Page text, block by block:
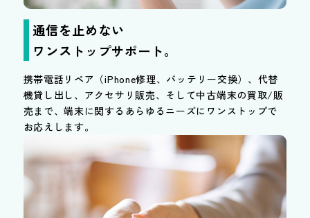
通信を止めない
ワンストップサポート。
携帯電話リペア（iPhone修理、バッテリー交換）、代替
機貸し出し、アクセサリ販売、そして中古端末の買取/販
売まで、端末に関するあらゆるニーズにワンストップで
お応えします。